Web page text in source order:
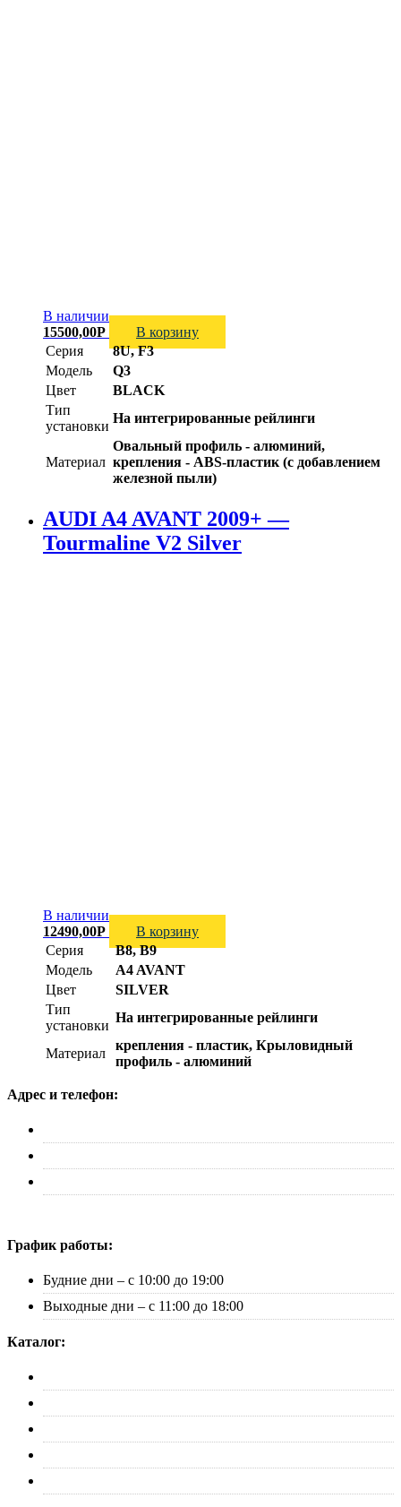
В наличии
15500,00Р
В корзину
Серия
8U, F3
Модель
Q3
Цвет
BLACK
Тип
установки
На интегрированные рейлинги
Материал
Овальный профиль - алюминий,
крепления - ABS-пластик (с добавлением
железной пыли)
AUDI A4 AVANT 2009+ —
Tourmaline V2 Silver
В наличии
12490,00Р
В корзину
Серия
B8, B9
Модель
A4 AVANT
Цвет
SILVER
Тип
установки
На интегрированные рейлинги
Материал
крепления - пластик, Крыловидный
профиль - алюминий
Адрес и телефон:
График работы:
Будние дни – с 10:00 до 19:00
Выходные дни – с 11:00 до 18:00
Каталог: